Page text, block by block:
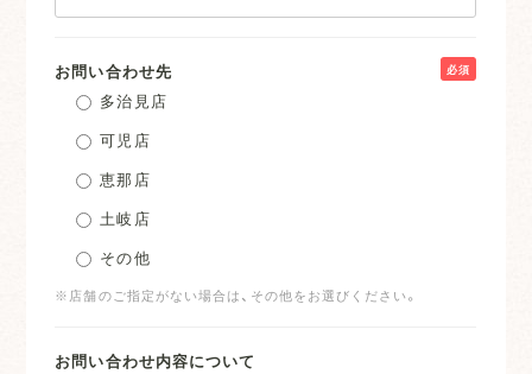
お問い合わせ先 必須
多治見店
可児店
恵那店
土岐店
その他
※店舗のご指定がない場合は、その他をお選びください。
お問い合わせ内容について